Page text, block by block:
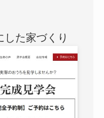
た家づくり